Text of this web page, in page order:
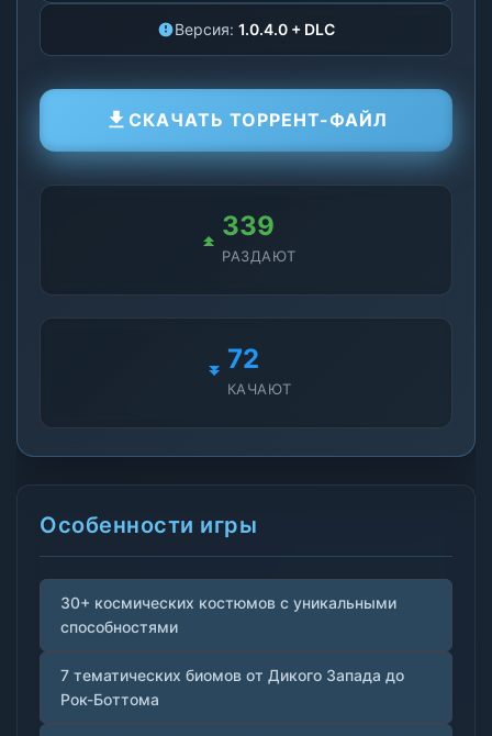
Версия: 1.0.4.0 + DLC
СКАЧАТЬ ТОРРЕНТ-ФАЙЛ
339
РАЗДАЮТ
72
КАЧАЮТ
Особенности игры
30+ космических костюмов с уникальными
способностями
7 тематических биомов от Дикого Запада до
Рок-Боттома